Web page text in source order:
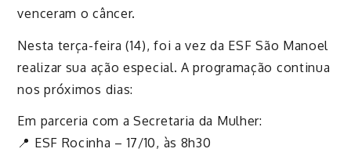
venceram o câncer.
Nesta terça-feira (14), foi a vez da ESF São Manoel
realizar sua ação especial. A programação continua
nos próximos dias:
Em parceria com a Secretaria da Mulher:
📍 ESF Rocinha – 17/10, às 8h30